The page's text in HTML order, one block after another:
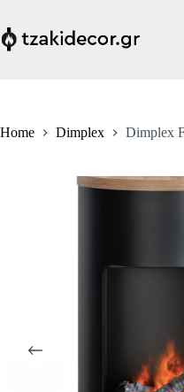
content
Home Dimplex Dimplex